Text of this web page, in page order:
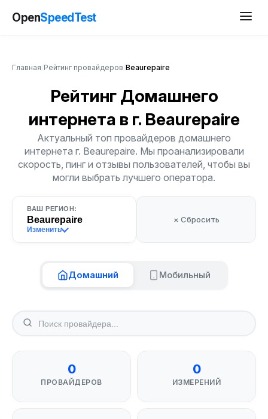
OpenSpeedTest
Главная Рейтинг провайдеров Beaurepaire
Рейтинг Домашнего
интернета в г. Beaurepaire
Актуальный топ провайдеров домашнего
интернета г. Beaurepaire. Мы проанализировали
скорость, пинг и отзывы пользователей, чтобы вы
могли выбрать лучшего оператора.
ВАШ РЕГИОН:
Beaurepaire
Изменить
× Сбросить
Домашний Мобильный
0
ПРОВАЙДЕРОВ
0
ИЗМЕРЕНИЙ